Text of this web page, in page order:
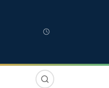
صوت وصورة